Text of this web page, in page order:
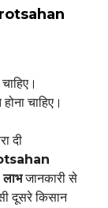
चाहिए।
दी
जानकारी से
दूसरे किसान